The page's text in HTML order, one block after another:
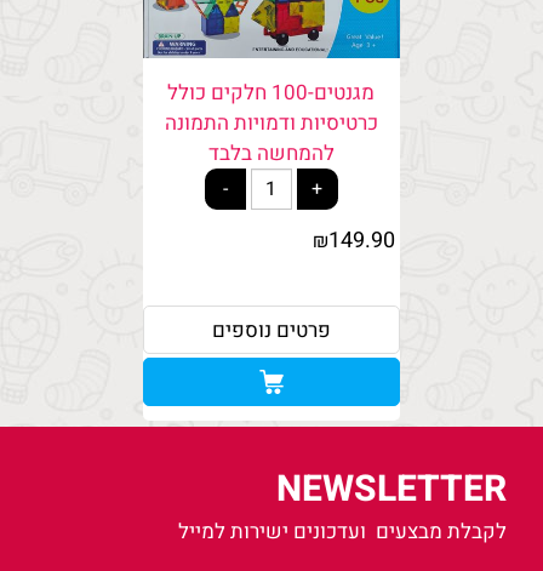
מגנטים-100 חלקים כולל
כרטיסיות ודמויות התמונה
להמחשה בלבד
₪149.90
פרטים נוספים
NEWSLETTER
לקבלת מבצעים ועדכונים ישירות למייל